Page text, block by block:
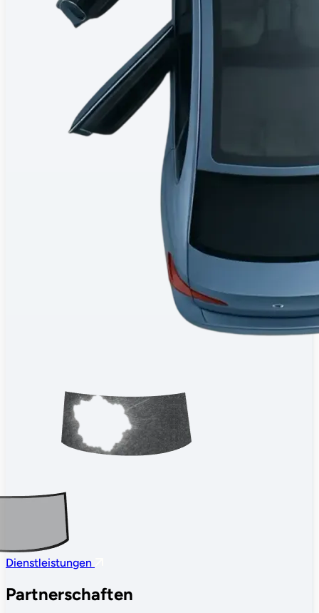
Dienstleistungen
Partnerschaften